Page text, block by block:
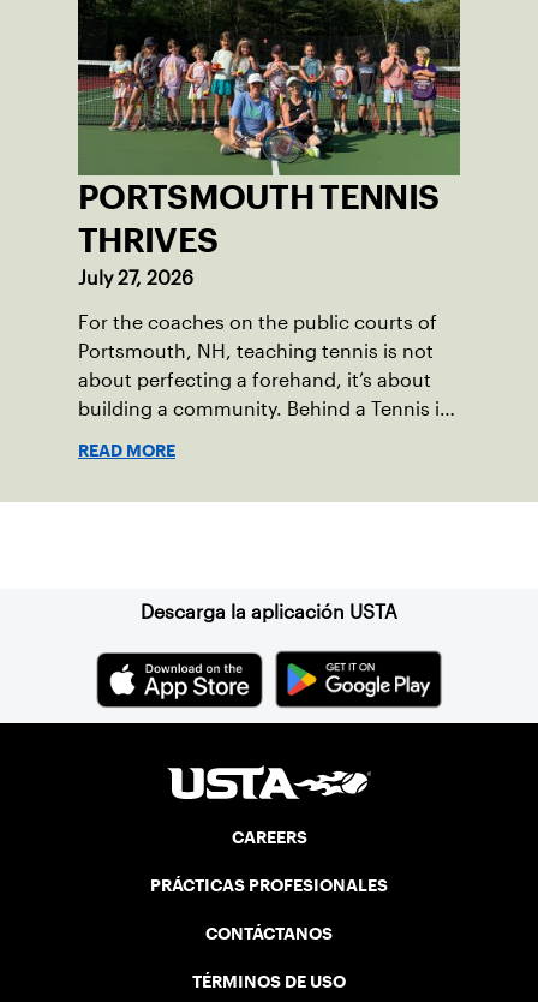
setting for the event, featuring 10
impeccably maintained Har-Tru courts
and excellent balcony viewing for
spectators.
PORTSMOUTH TENNIS
THRIVES
July 27, 2026
For the coaches on the public courts of
Portsmouth, NH, teaching tennis is not
about perfecting a forehand, it’s about
building a community. Behind a Tennis in
READ MORE
Descarga la aplicación USTA
CAREERS
PRÁCTICAS PROFESIONALES
CONTÁCTANOS
TÉRMINOS DE USO